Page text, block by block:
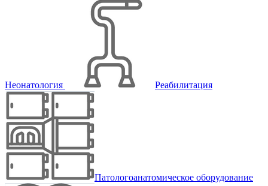
Неонатология Реабилитация
Патологоанатомическое оборудование